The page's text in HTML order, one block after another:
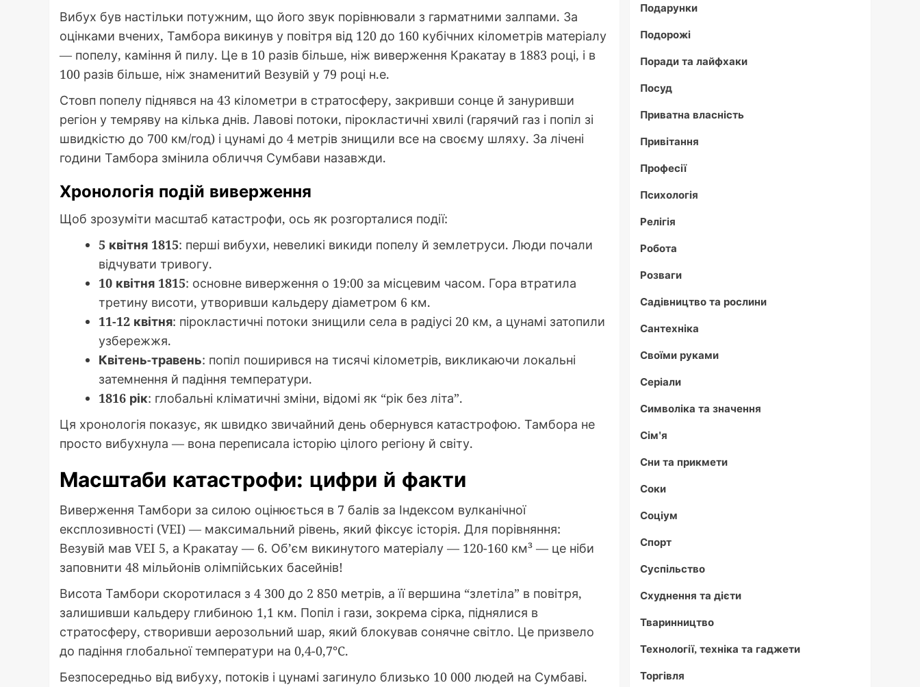
Вибух був настільки потужним, що його звук порівнювали з гарматними залпами. За
оцінками вчених, Тамбора викинув у повітря від 120 до 160 кубічних кілометрів матеріалу
— попелу, каміння й пилу. Це в 10 разів більше, ніж виверження Кракатау в 1883 році, і в
100 разів більше, ніж знаменитий Везувій у 79 році н.е.
Стовп попелу піднявся на 43 кілометри в стратосферу, закривши сонце й зануривши
регіон у темряву на кілька днів. Лавові потоки, пірокластичні хвилі (гарячий газ і попіл зі
швидкістю до 700 км/год) і цунамі до 4 метрів знищили все на своєму шляху. За лічені
години Тамбора змінила обличчя Сумбави назавжди.
Хронологія подій виверження
Щоб зрозуміти масштаб катастрофи, ось як розгорталися події:
5 квітня 1815: перші вибухи, невеликі викиди попелу й землетруси. Люди почали
відчувати тривогу.
10 квітня 1815: основне виверження о 19:00 за місцевим часом. Гора втратила
третину висоти, утворивши кальдеру діаметром 6 км.
11-12 квітня: пірокластичні потоки знищили села в радіусі 20 км, а цунамі затопили
узбережжя.
Квітень-травень: попіл поширився на тисячі кілометрів, викликаючи локальні
затемнення й падіння температури.
1816 рік: глобальні кліматичні зміни, відомі як “рік без літа”.
Ця хронологія показує, як швидко звичайний день обернувся катастрофою. Тамбора не
просто вибухнула — вона переписала історію цілого регіону й світу.
Масштаби катастрофи: цифри й факти
Виверження Тамбори за силою оцінюється в 7 балів за Індексом вулканічної
експлозивності (VEI) — максимальний рівень, який фіксує історія. Для порівняння:
Везувій мав VEI 5, а Кракатау — 6. Об’єм викинутого матеріалу — 120-160 км³ — це ніби
заповнити 48 мільйонів олімпійських басейнів!
Висота Тамбори скоротилася з 4 300 до 2 850 метрів, а її вершина “злетіла” в повітря,
залишивши кальдеру глибиною 1,1 км. Попіл і гази, зокрема сірка, піднялися в
стратосферу, створивши аерозольний шар, який блокував сонячне світло. Це призвело
до падіння глобальної температури на 0,4-0,7°C.
Безпосередньо від вибуху, потоків і цунамі загинуло близько 10 000 людей на Сумбаві.
Подарунки
Подорожі
Поради та лайфхаки
Посуд
Приватна власність
Привітання
Професії
Психологія
Релігія
Робота
Розваги
Садівництво та рослини
Сантехніка
Своїми руками
Серіали
Символіка та значення
Сім'я
Сни та прикмети
Соки
Соціум
Спорт
Суспільство
Схуднення та дієти
Тваринництво
Технології, техніка та гаджети
Торгівля